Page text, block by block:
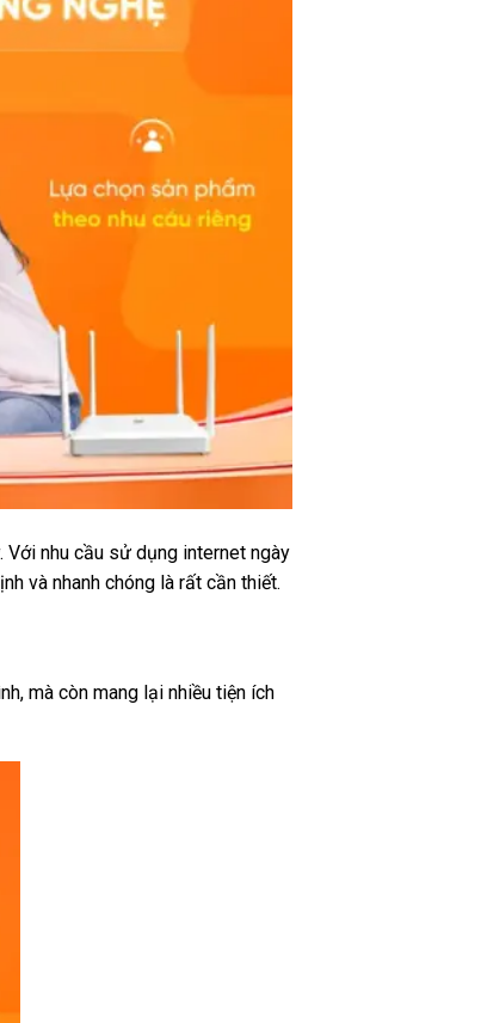
nhu cầu sử dụng internet ngày
và nhanh chóng là rất cần thiết.
mà còn mang lại nhiều tiện ích